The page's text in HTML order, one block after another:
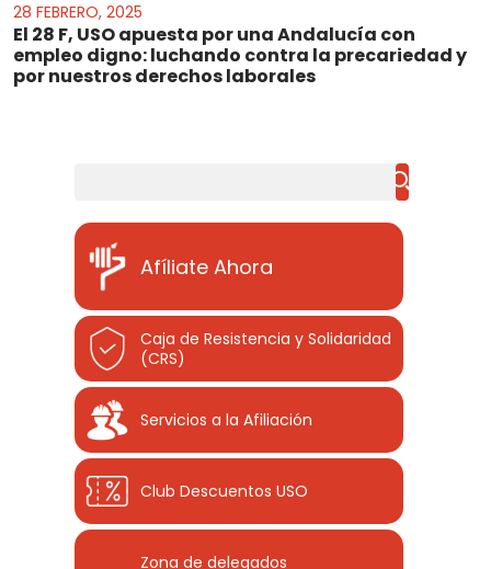
28 FEBRERO, 2025
El 28 F, USO apuesta por una Andalucía con
empleo digno: luchando contra la precariedad y
por nuestros derechos laborales
Afíliate Ahora
Caja de Resistencia y Solidaridad
(CRS)
Servicios a la Afiliación
Club Descuentos USO
Zona de delegados